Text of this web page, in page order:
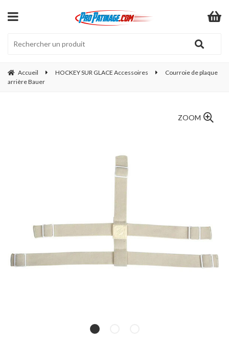
Accueil HOCKEY SUR GLACE Accessoires
Courroie de plaque
arrière Bauer
ZOOM